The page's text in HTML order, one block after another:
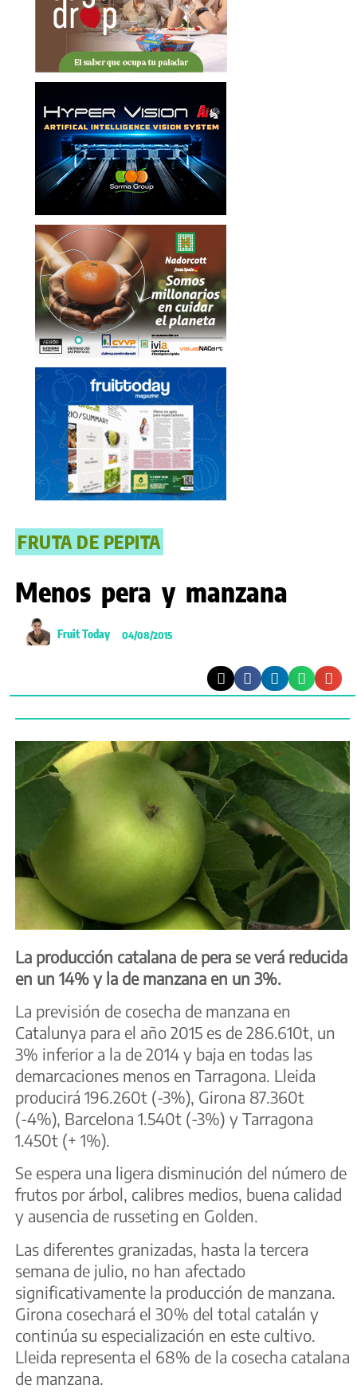
FRUTA DE PEPITA
Menos pera y manzana
Fruit Today 04/08/2015
La producción catalana de pera se verá reducida
en un 14% y la de manzana en un 3%.
La previsión de cosecha de manzana en
Catalunya para el año 2015 es de 286.610t, un
3% inferior a la de 2014 y baja en todas las
demarcaciones menos en Tarragona. Lleida
producirá 196.260t (-3%), Girona 87.360t
(-4%), Barcelona 1.540t (-3%) y Tarragona
1.450t (+ 1%).
Se espera una ligera disminución del número de
frutos por árbol, calibres medios, buena calidad
y ausencia de russeting en Golden.
Las diferentes granizadas, hasta la tercera
semana de julio, no han afectado
significativamente la producción de manzana.
Girona cosechará el 30% del total catalán y
continúa su especialización en este cultivo.
Lleida representa el 68% de la cosecha catalana
de manzana.